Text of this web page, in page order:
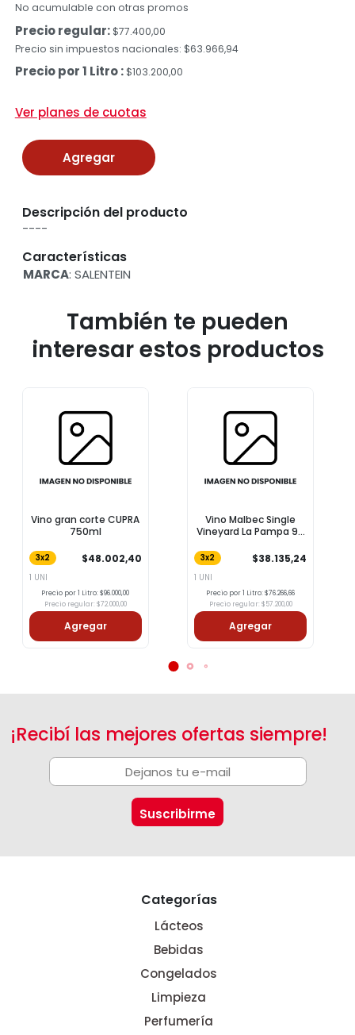
No acumulable con otras promos
Precio regular:$77.400,00
Precio sin impuestos nacionales: $63.966,94
Precio por 1 Litro : $103.200,00
Ver planes de cuotas
Agregar
Descripción del producto
----
Características
MARCA: SALENTEIN
También te pueden
interesar estos productos
Vino gran corte CUPRA
750ml
3x2 $48.002,40
1 UNI
Precio por 1 Litro: $96.000,00
Precio regular: $72.000,00
Agregar
Vino Malbec Single
Vineyard La Pampa 97
3x2 $38.135,24
1 UNI
Precio por 1 Litro: $76.266,66
Precio regular: $57.200,00
Agregar
¡Recibí las mejores ofertas siempre!
Categorías
Lácteos
Bebidas
Congelados
Limpieza
Perfumería